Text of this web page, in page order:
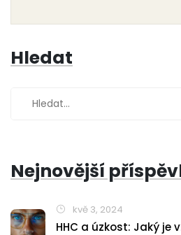
jedlých produktů s THC.
Hledat
Nejnovější
kvě 3, 2024
HHC a úzkost: Jaký je